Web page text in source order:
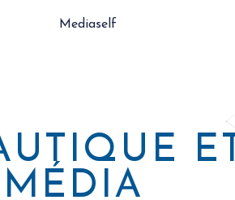
Mediaself
ET